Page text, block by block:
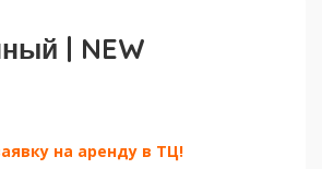
| NEW
на аренду в ТЦ!